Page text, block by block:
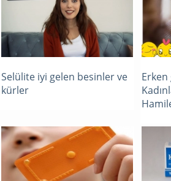
Selülite iyi gelen besinler ve
kürler